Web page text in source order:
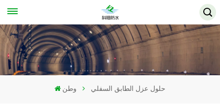
وطن حلول عزل الطابق السفلي